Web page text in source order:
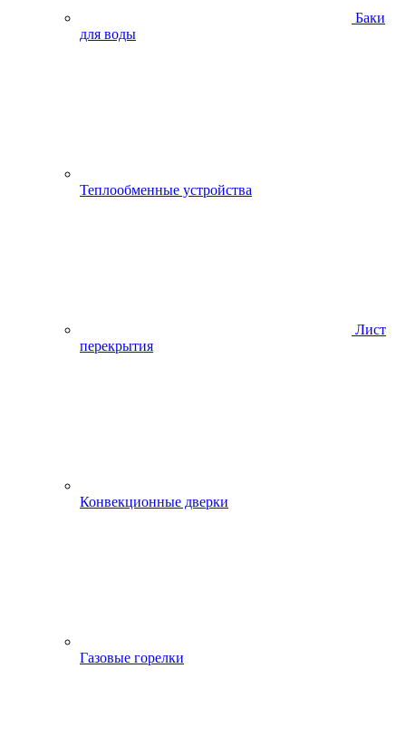
Баки
для воды
Теплообменные устройства
Лист
перекрытия
Конвекционные дверки
Газовые горелки